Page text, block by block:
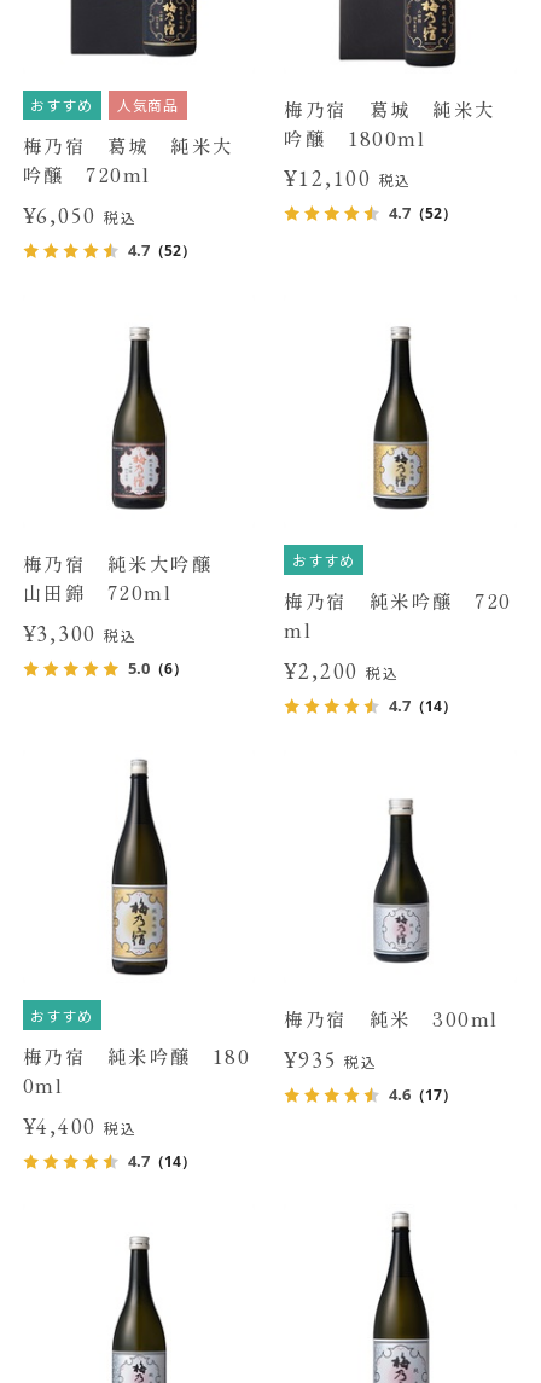
おすすめ 人気商品
梅乃宿 葛城 純米大
吟醸 720ml
¥6,050税込
4.7（52）
梅乃宿 葛城 純米大
吟醸 1800ml
¥12,100 税込
4.7 （52）
梅乃宿 純米大吟醸
山田錦 720ml
¥3,300税込
5.0（6）
おすすめ
梅乃宿 純米吟醸 720
ml
¥2,200 税込
4.7 （14）
おすすめ
梅乃宿 純米吟醸 180
0ml
¥4,400税込
4.7（14）
梅乃宿 純米 300ml
¥935税込
4.6 （17）